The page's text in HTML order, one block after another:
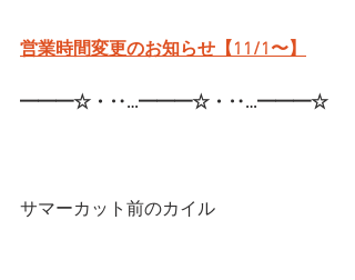
営業時間変更のお知らせ【11/1〜】
━━━☆・‥…━━━☆・‥…━━━☆
サマーカット前のカイル